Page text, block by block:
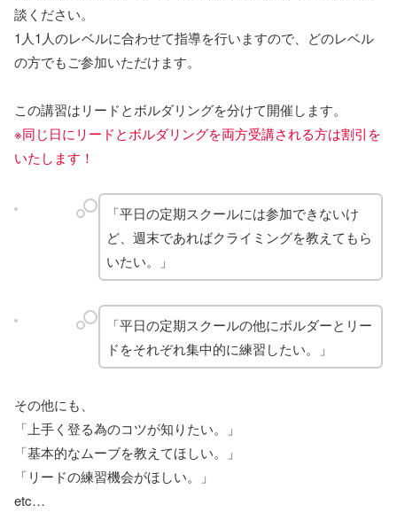
談ください。
1人1人のレベルに合わせて指導を行いますので、どのレベル
の方でもご参加いただけます。
この講習はリードとボルダリングを分けて開催します。
※同じ日にリードとボルダリングを両方受講される方は割引を
いたします！
「平日の定期スクールには参加できないけ
ど、週末であればクライミングを教えてもら
いたい。」
「平日の定期スクールの他にボルダーとリー
ドをそれぞれ集中的に練習したい。」
その他にも、
「上手く登る為のコツが知りたい。」
「基本的なムーブを教えてほしい。」
「リードの練習機会がほしい。」
etc…